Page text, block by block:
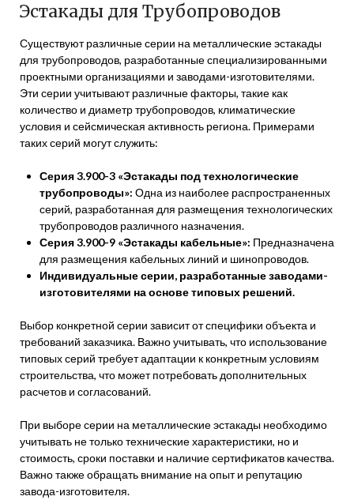
Эстакады для Трубопроводов
Существуют различные серии на металлические эстакады
для трубопроводов, разработанные специализированными
проектными организациями и заводами-изготовителями.
Эти серии учитывают различные факторы, такие как
количество и диаметр трубопроводов, климатические
условия и сейсмическая активность региона. Примерами
таких серий могут служить:
Серия 3.900-3 «Эстакады под технологические
трубопроводы»: Одна из наиболее распространенных
серий, разработанная для размещения технологических
трубопроводов различного назначения.
Серия 3.900-9 «Эстакады кабельные»: Предназначена
для размещения кабельных линий и шинопроводов.
Индивидуальные серии, разработанные заводами-
изготовителями на основе типовых решений.
Выбор конкретной серии зависит от специфики объекта и
требований заказчика. Важно учитывать, что использование
типовых серий требует адаптации к конкретным условиям
строительства, что может потребовать дополнительных
расчетов и согласований.
При выборе серии на металлические эстакады необходимо
учитывать не только технические характеристики, но и
стоимость, сроки поставки и наличие сертификатов качества.
Важно также обращать внимание на опыт и репутацию
завода-изготовителя.